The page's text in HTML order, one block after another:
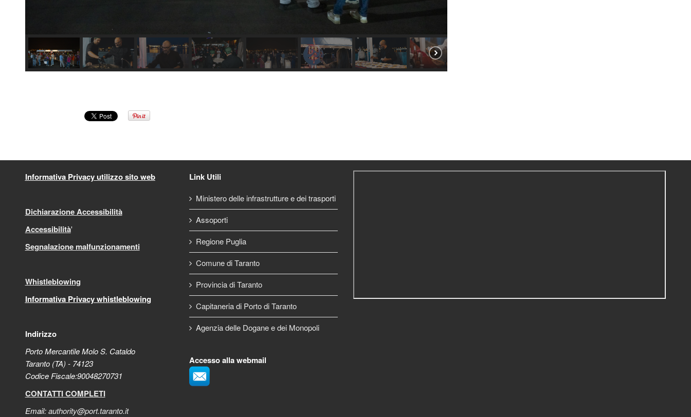
Informativa Privacy utilizzo sito web
Dichiarazione Accessibilità
Accessibilità'
Segnalazione malfunzionamenti
Whistleblowing
Informativa Privacy whistleblowing
Indirizzo
Porto Mercantile Molo S. Cataldo
Taranto (TA) - 74123
Codice Fiscale:90048270731
CONTATTI COMPLETI
Email:authority@port.taranto.it
Link Utili
Ministero delle infrastrutture e dei trasporti
Assoporti
Regione Puglia
Comune di Taranto
Provincia di Taranto
Capitaneria di Porto di Taranto
Agenzia delle Dogane e dei Monopoli
Accesso alla webmail